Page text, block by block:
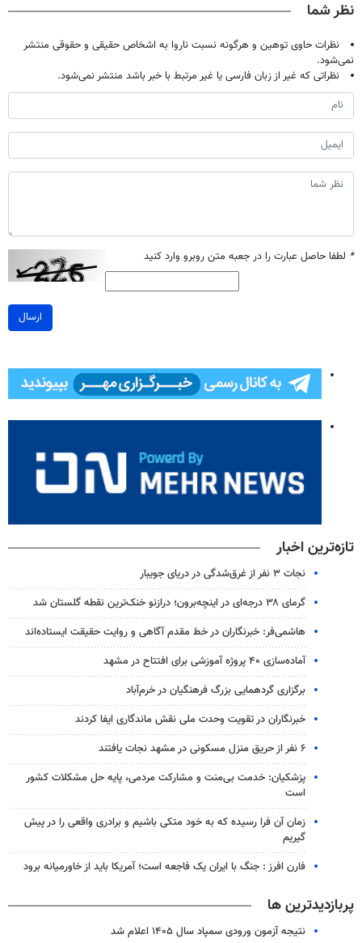
نظر شما
نظرات حاوی توهین و هرگونه نسبت ناروا به اشخاص حقیقی و حقوقی منتشر
نمی‌شود.
نظراتی که غیر از زبان فارسی یا غیر مرتبط با خبر باشد منتشر نمی‌شود.
* لطفا حاصل عبارت را در جعبه متن روبرو وارد کنید
ارسال
تازه‌ترین اخبار
نجات ۳ نفر از غرق‌شدگی در دریای جویبار
گرمای ۳۸ درجه‌ای در اینچه‌برون؛ درازنو خنک‌ترین نقطه گلستان شد
هاشمی‌فر​​​​​​​: خبرنگاران در خط مقدم آگاهی و روایت حقیقت ایستاده‌اند
آماده‌سازی ۴۰ پروژه آموزشی برای افتتاح در مشهد
برگزاری گردهمایی بزرگ فرهنگیان در خرم‌آباد
خبرنگاران در تقویت وحدت ملی نقش ماندگاری ایفا کردند
۶ نفر از حریق منزل مسکونی در مشهد نجات یافتند
پزشکیان: خدمت بی‌منت و مشارکت مردمی، پایه حل مشکلات کشور
است
زمان آن فرا رسیده که به خود متکی باشیم و برادری واقعی را در پیش
گیریم
فارن افرز : جنگ با ایران یک فاجعه است؛ آمریکا باید از خاورمیانه برود
پربازدیدترین ها
نتیجه آزمون ورودی سمپاد سال ۱۴۰۵ اعلام شد